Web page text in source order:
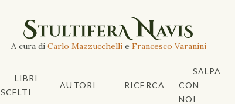
A cura di Carlo Mazzucchellie Francesco Varanini
LIBRI
SCELTI
AUTORI RICERCA
SALPA
CON
NOI